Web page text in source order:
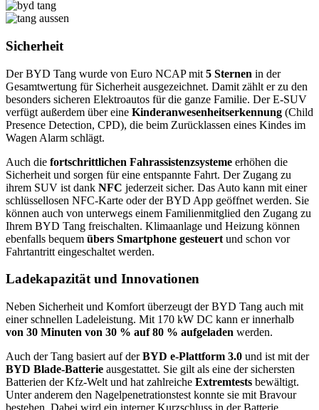
Sicherheit
Der BYD Tang wurde von Euro NCAP mit 5 Sternen in der
Gesamtwertung für Sicherheit ausgezeichnet. Damit zählt er zu den
besonders sicheren Elektroautos für die ganze Familie. Der E-SUV
verfügt außerdem über eine Kinderanwesenheitserkennung (Child
Presence Detection, CPD), die beim Zurücklassen eines Kindes im
Wagen Alarm schlägt.
Auch die fortschrittlichen Fahrassistenzsysteme erhöhen die
Sicherheit und sorgen für eine entspannte Fahrt. Der Zugang zu
ihrem SUV ist dank NFC jederzeit sicher. Das Auto kann mit einer
schlüssellosen NFC-Karte oder der BYD App geöffnet werden. Sie
können auch von unterwegs einem Familienmitglied den Zugang zu
Ihrem BYD Tang freischalten. Klimaanlage und Heizung können
ebenfalls bequem übers Smartphone gesteuert und schon vor
Fahrtantritt eingeschaltet werden.
Ladekapazität und Innovationen
Neben Sicherheit und Komfort überzeugt der BYD Tang auch mit
einer schnellen Ladeleistung. Mit 170 kW DC kann er innerhalb
von 30 Minuten von 30 % auf 80 % aufgeladen werden.
Auch der Tang basiert auf derBYD e-Plattform 3.0 und ist mit der
BYD Blade-Batterie ausgestattet. Sie gilt als eine der sichersten
Batterien der Kfz-Welt und hat zahlreiche Extremtests bewältigt.
Unter anderem den Nagelpenetrationstest konnte sie mit Bravour
bestehen. Dabei wird ein interner Kurzschluss in der Batterie